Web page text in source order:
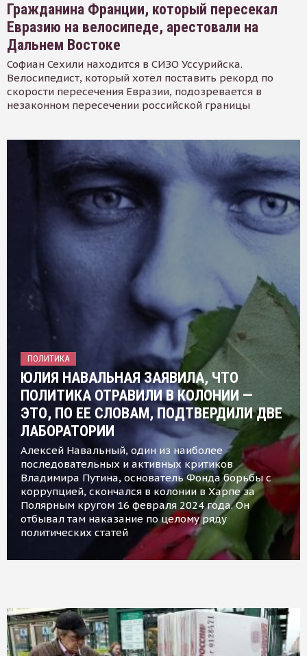
Гражданина Франции, который пересекал
Евразию на велосипеде, арестовали на
Дальнем Востоке
Софиан Сехили находится в СИЗО Уссурийска.
Велосипедист, который хотел поставить рекорд по
скорости пересечения Евразии, подозревается в
незаконном пересечении российской границы
ПОЛИТИКА
ЮЛИЯ НАВАЛЬНАЯ ЗАЯВИЛА, ЧТО
ПОЛИТИКА ОТРАВИЛИ В КОЛОНИИ —
ЭТО, ПО ЕЕ СЛОВАМ, ПОДТВЕРДИЛИ ДВЕ
ЛАБОРАТОРИИ
Алексей Навальный, один из наиболее
последовательных и активных критиков
Владимира Путина, основатель Фонда борьбы с
коррупцией, скончался в колонии в Харпе за
Полярным кругом 16 февраля 2024 года. Он
отбывал там наказание по целому ряду
политических статей